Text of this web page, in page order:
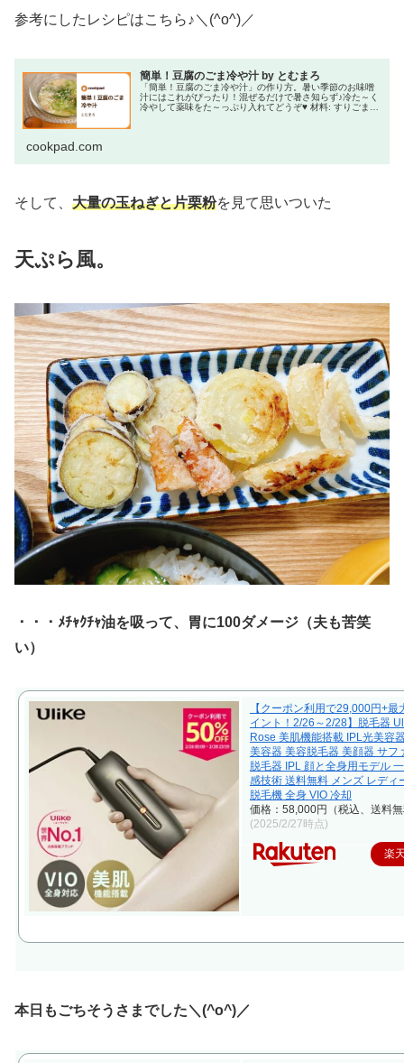
参考にしたレシピはこちら♪＼(^o^)／
簡単！豆腐のごま冷や汁 by とむまろ
「簡単！豆腐のごま冷や汁」の作り方。暑い季節のお味噌
汁にはこれがぴったり！混ぜるだけで暑さ知らず♪冷た～く
冷やして薬味をた～っぷり入れてどうぞ♥ 材料: すりごま、
cookpad.com
そして、 大量の玉ねぎと片栗粉を見て思いついた
天ぷら風。
・・・ﾒﾁｬｸﾁｬ油を吸って、胃に100ダメージ（夫も苦笑
い）
【クーポン利用で29,000円+最
イント！2/26～2/28】脱毛器
Rose 美肌機能搭載 IPL光美容
美容器 美容脱毛器 美顔器 サフ
脱毛器 IPL 顔と全身用モデル
感技術 送料無料 メンズ レディ
脱毛機 全身 VIO 冷却
価格：58,000円（税込、送料
(2025/2/27時点)
楽
本日もごちそうさまでした＼(^o^)／